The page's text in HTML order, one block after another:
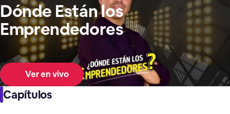
Dónde Están los
Emprendedores
Ver en vivo
Capítulos